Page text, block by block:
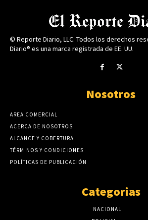
© Reporte Diario, LLC. Todos los derechos
Diario® es una marca registrada de EE. UU.
Nosotros
AREA COMERCIAL
ACERCA DE NOSOTROS
ALCANCE Y COBERTURA
TÉRMINOS Y CONDICIONES
POLÍTICAS DE PUBLICACIÓN
Categorias
NACIONAL